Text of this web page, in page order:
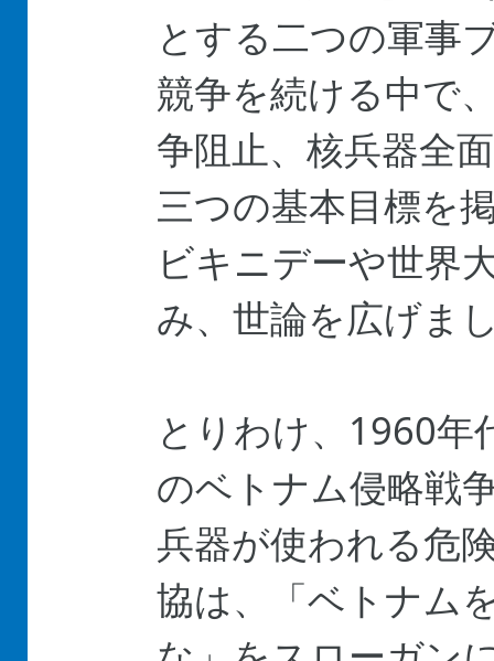
とする二つの軍事
競争を続ける中で
争阻止、核兵器全
三つの基本目標を
ビキニデーや世界
み、世論を広げま
とりわけ、1960
のベトナム侵略戦
兵器が使われる危
協は、「ベトナム